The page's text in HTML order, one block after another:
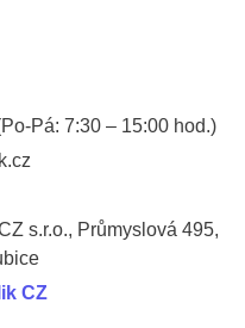
Pá: 7:30 – 15:00 hod.)
s.r.o., Průmyslová 495,
CZ